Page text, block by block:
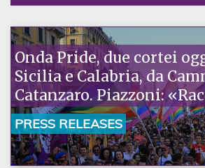
Onda Pride, due cortei
Sicilia e Calabria, da
Catanzaro. Piazzoni:
la nostra ostinazione»
PRESS RELEASES